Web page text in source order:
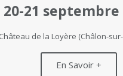
20-21 septembre
Château de la Loyère (Châlon-
En Savoir +